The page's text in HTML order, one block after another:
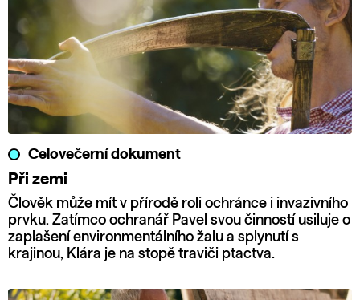
Celovečerní dokument
Při zemi
Člověk může mít v přírodě roli ochránce i invazivního
prvku. Zatímco ochranář Pavel svou činností usiluje o
zaplašení environmentálního žalu a splynutí s
krajinou, Klára je na stopě traviči ptactva.